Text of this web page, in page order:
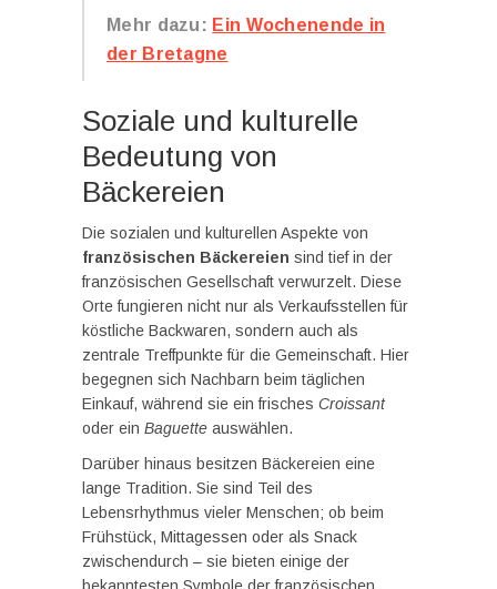
Mehr dazu: Ein Wochenende in
der Bretagne
Soziale und kulturelle
Bedeutung von
Bäckereien
Die sozialen und kulturellen Aspekte von
französischen Bäckereien sind tief in der
französischen Gesellschaft verwurzelt. Diese
Orte fungieren nicht nur als Verkaufsstellen für
köstliche Backwaren, sondern auch als
zentrale Treffpunkte für die Gemeinschaft. Hier
begegnen sich Nachbarn beim täglichen
Einkauf, während sie ein frisches Croissant
oder ein Baguette auswählen.
Darüber hinaus besitzen Bäckereien eine
lange Tradition. Sie sind Teil des
Lebensrhythmus vieler Menschen; ob beim
Frühstück, Mittagessen oder als Snack
zwischendurch – sie bieten einige der